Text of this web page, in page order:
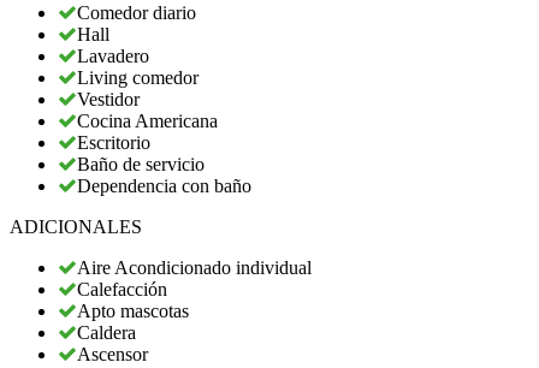
Comedor diario
Hall
Lavadero
Living comedor
Vestidor
Cocina Americana
Escritorio
Baño de servicio
Dependencia con baño
ADICIONALES
Aire Acondicionado individual
Calefacción
Apto mascotas
Caldera
Ascensor